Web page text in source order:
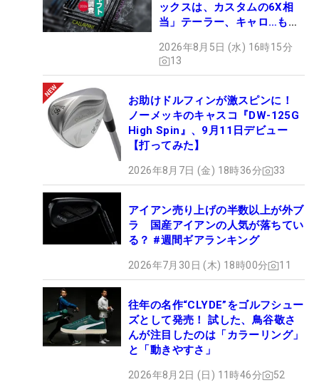
ックスは、カスタムの6X相
当」テーラー、キャロ…もチ
2026年8月5日 (水) 16時15分
13
お助けドルフィンが激スピンに！
ノーメッキのキャスコ『DW-125G
High Spin』、9月11日デビュー
【打ってみた】
2026年8月7日 (金) 18時36分 33
アイアン売り上げの半数以上が外ブ
ラ 国産アイアンの人気が落ちてい
る？ #週間ギアランキング
2026年7月30日 (木) 18時00分 11
往年の名作“CLYDE”をゴルフシュー
ズとして発売！ 試した、鳥谷敬さ
んが注目したのは「カラーリング」
と「動きやすさ」
2026年8月2日 (日) 11時46分 52